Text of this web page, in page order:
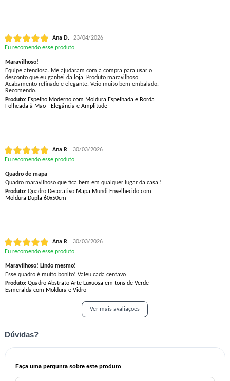
Ana D.
23/04/2026
Eu recomendo esse produto.
Maravilhoso!
Equipe atenciosa. Me ajudaram com a compra para usar o
desconto que eu ganhei da loja. Produto maravilhoso.
Acabamento refinado e elegante. Veio muito bem embalado.
Recomendo.
Produto:Espelho Moderno com Moldura Espelhada e Borda
Folheada à Mão - Elegância e Amplitude
Ana R.
30/03/2026
Eu recomendo esse produto.
Quadro de mapa
Quadro maravilhoso que fica bem em qualquer lugar da casa !
Produto:Quadro Decorativo Mapa Mundi Envelhecido com
Moldura Dupla 60x50cm
Ana R.
30/03/2026
Eu recomendo esse produto.
Maravilhoso! Lindo mesmo!
Esse quadro é muito bonito! Valeu cada centavo
Produto:Quadro Abstrato Arte Luxuosa em tons de Verde
Esmeralda com Moldura e Vidro
Ver mais avaliações
Dúvidas?
Faça uma pergunta sobre este produto